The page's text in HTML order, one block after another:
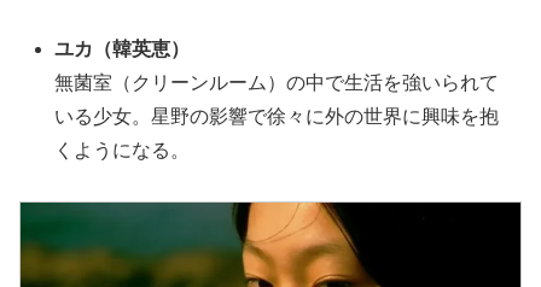
ユカ（韓英恵）
無菌室（クリーンルーム）の中で生活を強いられて
いる少女。星野の影響で徐々に外の世界に興味を抱
くようになる。